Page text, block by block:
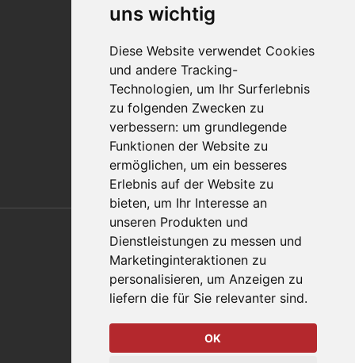
uns wichtig
Diese Website verwendet Cookies
und andere Tracking-
Technologien, um Ihr Surferlebnis
zu folgenden Zwecken zu
verbessern: um grundlegende
Funktionen der Website zu
ermöglichen, um ein besseres
Erlebnis auf der Website zu
bieten, um Ihr Interesse an
unseren Produkten und
Dienstleistungen zu messen und
Marketinginteraktionen zu
personalisieren, um Anzeigen zu
liefern die für Sie relevanter sind.
OK
Qualitätsaussage
Kontakt
Vertriebspartnerfinder
Häufig gestellte Fragen
Datenschutz-Bestimmungen
Nutzungsbedingungen
Richtlinien/AGBs
Also of Interest
Automation Solutions
Applications